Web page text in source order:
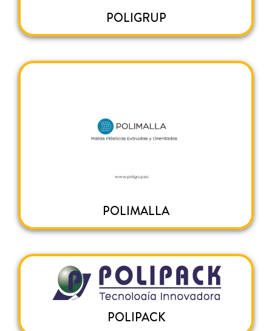
POLIGRUP
POLIMALLA
POLIPACK